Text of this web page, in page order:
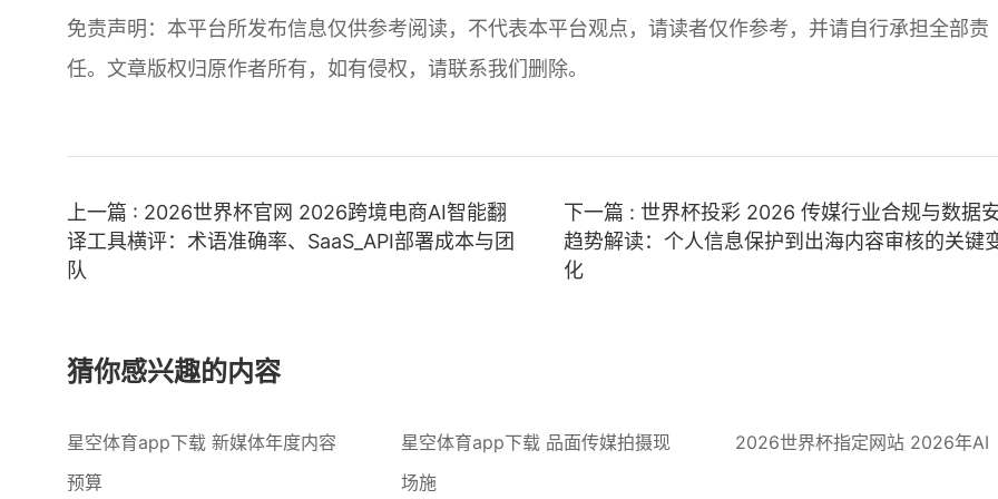
免责声明：本平台所发布信息仅供参考阅读，不代表本平台观点，请读者仅作参考，并请自行承担全部责
任。文章版权归原作者所有，如有侵权，请联系我们删除。
上一篇 : 2026世界杯官网 2026跨境电商AI智能翻
译工具横评：术语准确率、SaaS_API部署成本与团
队
下一篇 : 世界杯投彩 2026 传媒行业合规与数据
趋势解读：个人信息保护到出海内容审核的关键
化
猜你感兴趣的内容
星空体育app下载 新媒体年度内容
预算
星空体育app下载 品面传媒拍摄现
场施
2026世界杯指定网站 2026年AI